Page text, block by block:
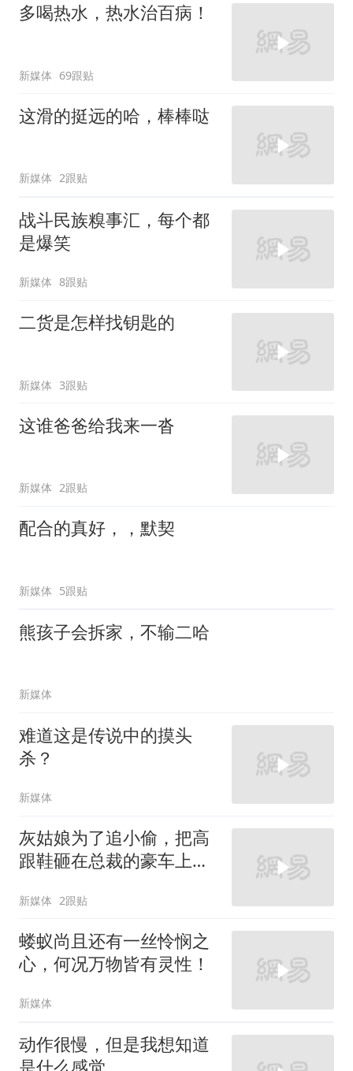
多喝热水，热水治百病！
新媒体 69跟贴
这滑的挺远的哈，棒棒哒
新媒体 2跟贴
战斗民族糗事汇，每个都
是爆笑
新媒体 8跟贴
二货是怎样找钥匙的
新媒体 3跟贴
这谁爸爸给我来一沓
新媒体 2跟贴
配合的真好，，默契
新媒体 5跟贴
熊孩子会拆家，不输二哈
新媒体
难道这是传说中的摸头
杀？
新媒体
灰姑娘为了追小偷，把高
跟鞋砸在总裁的豪车上，
新媒体 2跟贴
蝼蚁尚且还有一丝怜悯之
心，何况万物皆有灵性！
新媒体
动作很慢，但是我想知道